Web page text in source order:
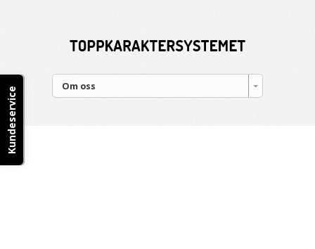
Kundeservice Om oss